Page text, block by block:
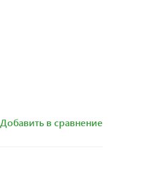
Добавить в сравнение